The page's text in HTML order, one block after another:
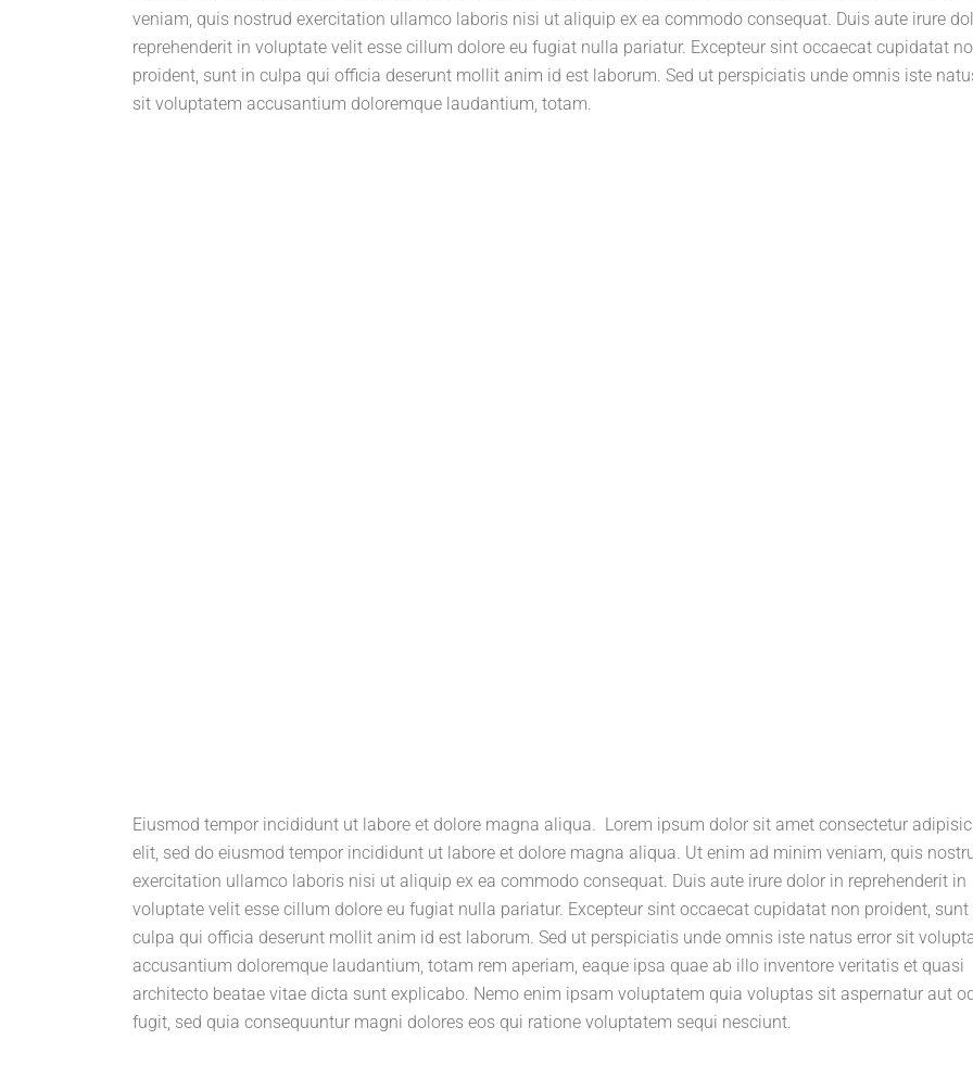
veniam, quis nostrud exercitation ullamco laboris nisi ut aliquip ex ea commodo consequat. Duis aute irure
reprehenderit in voluptate velit esse cillum dolore eu fugiat nulla pariatur. Excepteur sint occaecat cupidatat
proident, sunt in culpa qui officia deserunt mollit anim id est laborum. Sed ut perspiciatis unde omnis iste
sit voluptatem accusantium doloremque laudantium, totam.
Eiusmod tempor incididunt ut labore et dolore magna aliqua. Lorem ipsum dolor sit amet consectetur
elit, sed do eiusmod tempor incididunt ut labore et dolore magna aliqua. Ut enim ad minim veniam, quis
exercitation ullamco laboris nisi ut aliquip ex ea commodo consequat. Duis aute irure dolor in reprehenderit in
voluptate velit esse cillum dolore eu fugiat nulla pariatur. Excepteur sint occaecat cupidatat non proident, sunt
culpa qui officia deserunt mollit anim id est laborum. Sed ut perspiciatis unde omnis iste natus error sit
accusantium doloremque laudantium, totam rem aperiam, eaque ipsa quae ab illo inventore veritatis et quasi
architecto beatae vitae dicta sunt explicabo. Nemo enim ipsam voluptatem quia voluptas sit aspernatur aut
fugit, sed quia consequuntur magni dolores eos qui ratione voluptatem sequi nesciunt.